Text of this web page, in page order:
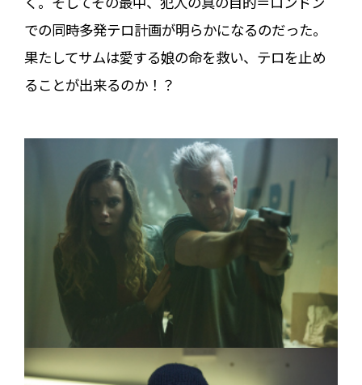
での同時多発テロ計画が明らかになるのだった。
果たしてサムは愛する娘の命を救い、テロを止め
ることが出来るのか！？